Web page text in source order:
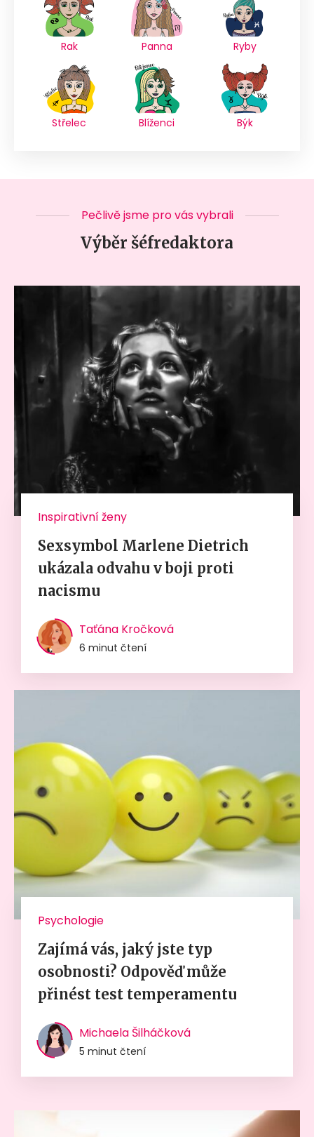
Rak Panna Ryby
Střelec Blíženci Býk
Pečlivě jsme pro vás vybrali
Výběr šéfredaktora
Inspirativní ženy
Sexsymbol Marlene Dietrich
ukázala odvahu v boji proti
nacismu
Taťána Kročková
6 minut čtení
Psychologie
Zajímá vás, jaký jste typ
osobnosti? Odpověď může
přinést test temperamentu
Michaela Šilháčková
5 minut čtení